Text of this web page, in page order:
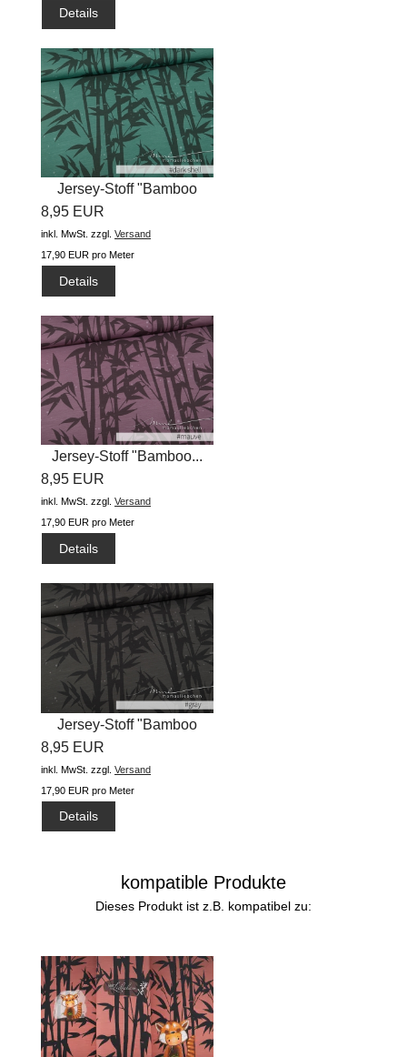
Details
Jersey-Stoff "Bamboo
8,95 EUR
inkl. MwSt. zzgl. Versand
17,90 EUR pro Meter
Details
Jersey-Stoff "Bamboo...
8,95 EUR
inkl. MwSt. zzgl. Versand
17,90 EUR pro Meter
Details
Jersey-Stoff "Bamboo
#gray"...
8,95 EUR
inkl. MwSt. zzgl. Versand
17,90 EUR pro Meter
Details
kompatible Produkte
Dieses Produkt ist z.B. kompatibel zu: